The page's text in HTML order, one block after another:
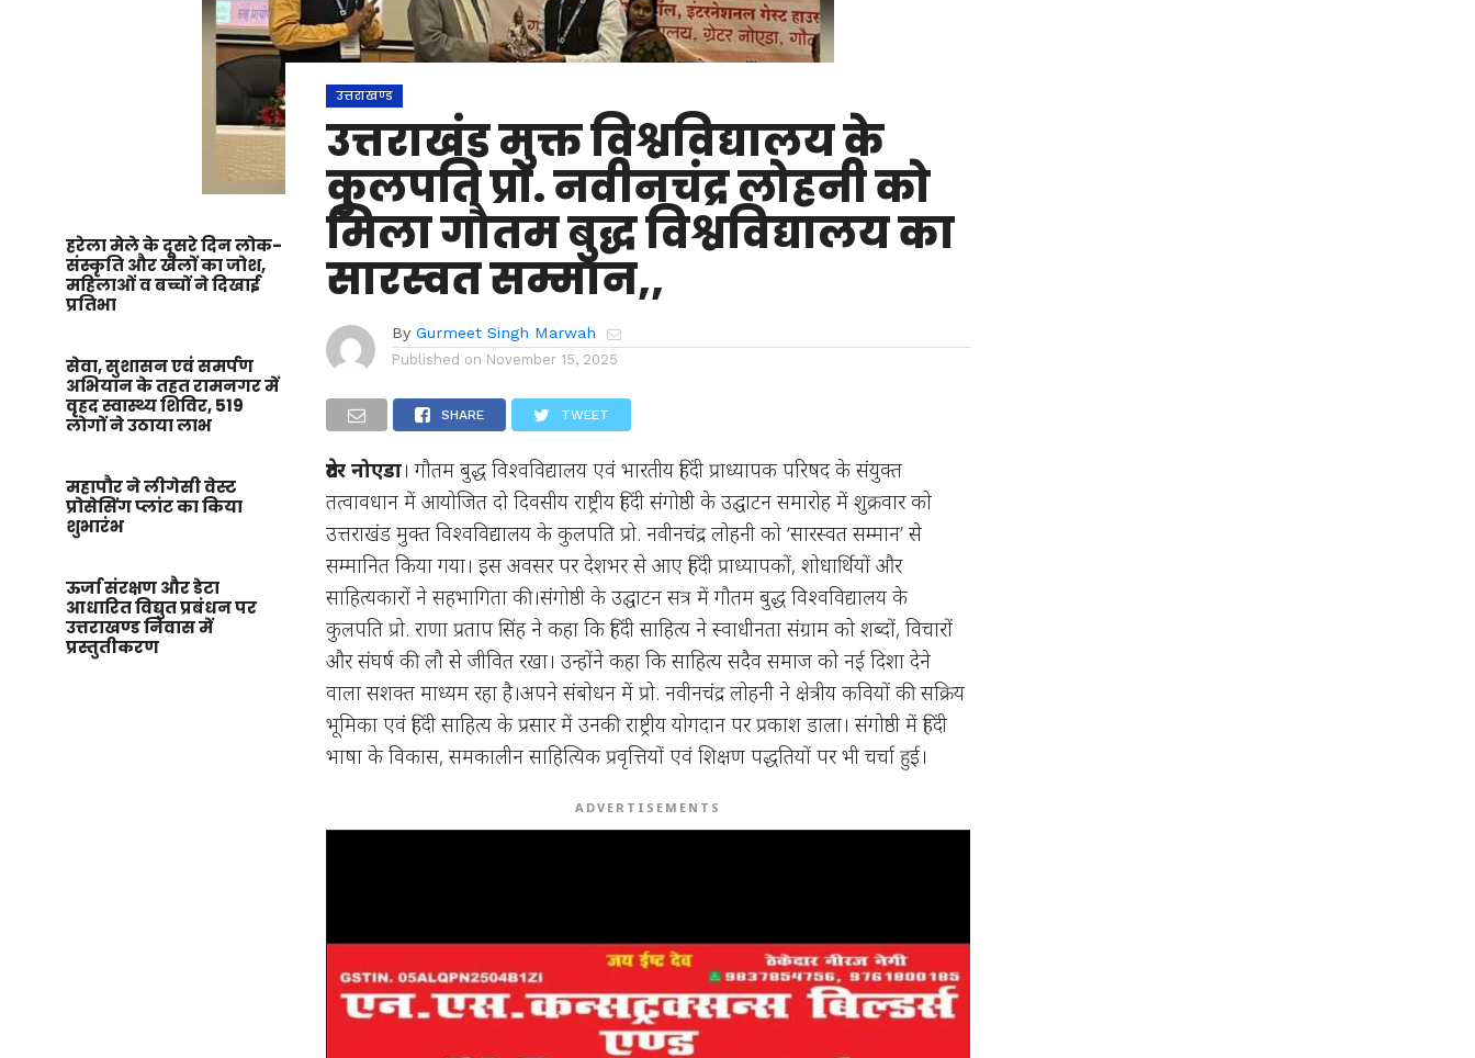
हरेला मेले के दूसरे दिन लोक-
संस्कृति और खेलों का जोश,
महिलाओं व बच्चों ने दिखाई
प्रतिभा
सेवा, सुशासन एवं समर्पण
अभियान के तहत रामनगर में
वृहद स्वास्थ्य शिविर, 519
लोगों ने उठाया लाभ
महापौर ने लीगेसी वेस्ट
प्रोसेसिंग प्लांट का किया
शुभारंभ
ऊर्जा संरक्षण और डेटा
आधारित विद्युत प्रबंधन पर
उत्तराखण्ड निवास में
प्रस्तुतीकरण
उत्तराखण्ड
उत्तराखंड मुक्त विश्वविद्यालय के
कुलपति प्रो. नवीनचंद्र लोहनी को
मिला गौतम बुद्ध विश्वविद्यालय का
सारस्वत सम्मान,,
By Gurmeet Singh Marwah
Published on November 15, 2025
SHARE TWEET
ग्रेटर नोएडा। गौतम बुद्ध विश्वविद्यालय एवं भारतीय हिंदी प्राध्यापक परिषद के संयुक्त
तत्वावधान में आयोजित दो दिवसीय राष्ट्रीय हिंदी संगोष्ठी के उद्घाटन समारोह में शुक्रवार को
उत्तराखंड मुक्त विश्वविद्यालय के कुलपति प्रो. नवीनचंद्र लोहनी को ‘सारस्वत सम्मान’ से
सम्मानित किया गया। इस अवसर पर देशभर से आए हिंदी प्राध्यापकों, शोधार्थियों और
साहित्यकारों ने सहभागिता की।संगोष्ठी के उद्घाटन सत्र में गौतम बुद्ध विश्वविद्यालय के
कुलपति प्रो. राणा प्रताप सिंह ने कहा कि हिंदी साहित्य ने स्वाधीनता संग्राम को शब्दों, विचारों
और संघर्ष की लौ से जीवित रखा। उन्होंने कहा कि साहित्य सदैव समाज को नई दिशा देने
वाला सशक्त माध्यम रहा है।अपने संबोधन में प्रो. नवीनचंद्र लोहनी ने क्षेत्रीय कवियों की सक्रिय
भूमिका एवं हिंदी साहित्य के प्रसार में उनकी राष्ट्रीय योगदान पर प्रकाश डाला। संगोष्ठी में हिंदी
भाषा के विकास, समकालीन साहित्यिक प्रवृत्तियों एवं शिक्षण पद्धतियों पर भी चर्चा हुई।
ADVERTISEMENTS